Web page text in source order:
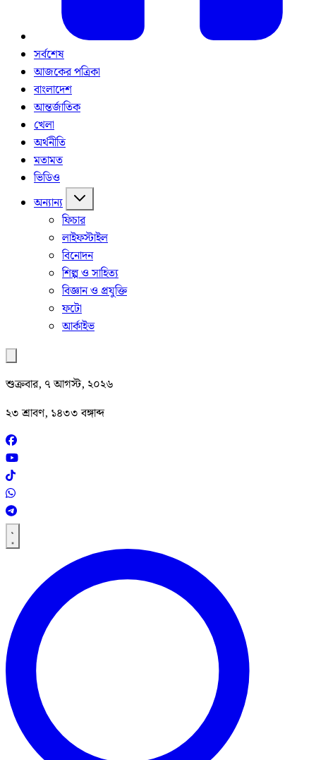
সর্বশেষ
আজকের পত্রিকা
বাংলাদেশ
আন্তর্জাতিক
খেলা
অর্থনীতি
মতামত
ভিডিও
অন্যান্য
ফিচার
লাইফস্টাইল
বিনোদন
শিল্প ও সাহিত্য
বিজ্ঞান ও প্রযুক্তি
ফটো
আর্কাইভ
শুক্রবার, ৭ আগস্ট, ২০২৬
২৩ শ্রাবণ, ১৪৩৩ বঙ্গাব্দ